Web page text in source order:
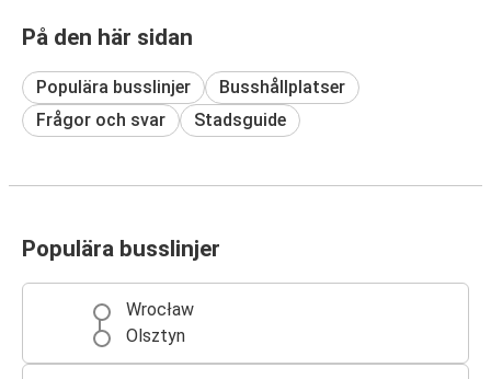
På den här sidan
Populära busslinjer
Busshållplatser
Frågor och svar
Stadsguide
Populära busslinjer
Wrocław
Olsztyn